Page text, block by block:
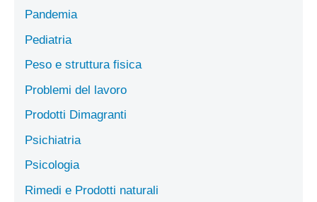
Pandemia
Pediatria
Peso e struttura fisica
Problemi del lavoro
Prodotti Dimagranti
Psichiatria
Psicologia
Rimedi e Prodotti naturali